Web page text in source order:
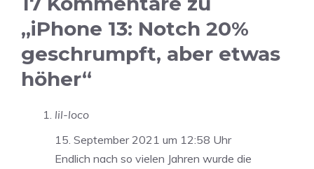
„iPhone 13: Notch 20%
geschrumpft, aber etwas
höher“
lil-loco
15. September 2021 um 12:58 Uhr
Endlich nach so vielen Jahren wurde die